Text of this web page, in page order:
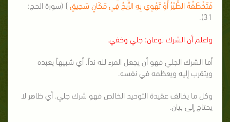
فَتَخْطَفُهُ الطَّيْرُ أَوْ تَهْوِي بِهِ الرِّيحُ فِي مَكَانٍ سَحِيقٍ} (سورة الحج:
31).
واعلم أن الشرك نوعان: جلي وخفي.
أما الشرك الجلي فهو أن يجعل المرء لله نداً. أي شبيهاً يعبده
ويتقرب إليه ويعظمه في نفسه.
وكل ما يخالف عقيدة التوحيد الخالص فهو شرك جلي. أي ظاهر لا
يحتاج إلى بيان.